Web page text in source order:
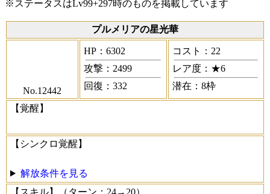
※ステータスはLv99+297時のものを掲載しています
プルメリアの星光華
No.12442
HP：6302
攻撃：2499
回復：332
コスト：22
レア度：★6
潜在：8枠
【覚醒】
【シンクロ覚醒】
解放条件を見る
【スキル】
（ターン：24→20）